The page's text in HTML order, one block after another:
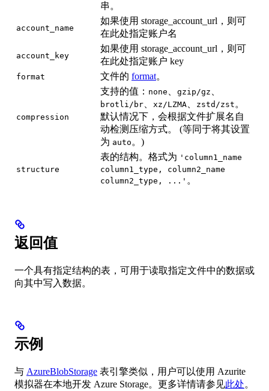
串。
account_name
如果使用 storage_account_url，则可
在此处指定账户名
account_key
如果使用 storage_account_url，则可
在此处指定账户 key
format 文件的 format。
compression
支持的值： none gzip/gz
brotli/br xz/LZMA zstd/zst 。
默认情况下，会根据文件扩展名自
动检测压缩方式。 (等同于将其设置
为 auto 。)
structure
表的结构。格式为 'column1_name
column1_type, column2_name
column2_type, ...' 。
返回值
一个具有指定结构的表，可用于读取指定文件中的数据或
向其中写入数据。
示例
与 AzureBlobStorage 表引擎类似，用户可以使用 Azurite
模拟器在本地开发 Azure Storage。更多详情请参见此处。